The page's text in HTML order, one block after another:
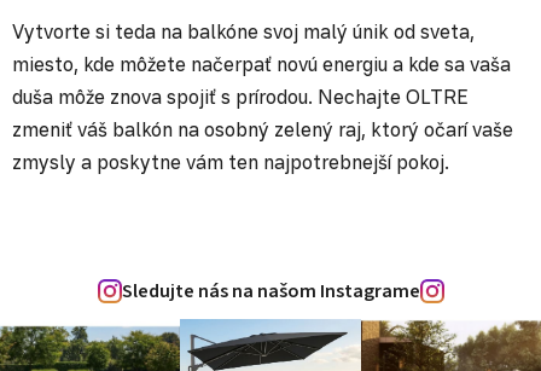
Vytvorte si teda na balkóne svoj malý únik od sveta,
miesto, kde môžete načerpať novú energiu a kde sa vaša
duša môže znova spojiť s prírodou. Nechajte OLTRE
zmeniť váš balkón na osobný zelený raj, ktorý očarí vaše
zmysly a poskytne vám ten najpotrebnejší pokoj.
Sledujte nás na našom Instagrame